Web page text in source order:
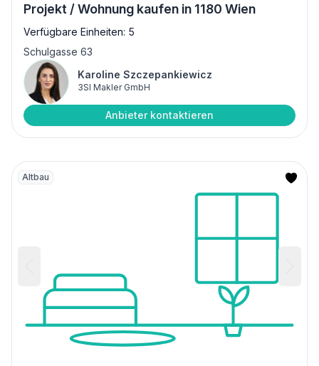
Projekt / Wohnung kaufen in 1180 Wien
Verfügbare Einheiten: 5
Schulgasse 63
Karoline Szczepankiewicz
3SI Makler GmbH
Anbieter kontaktieren
Altbau